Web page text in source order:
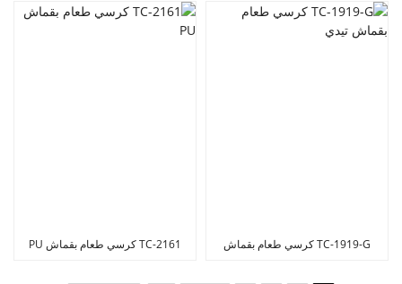
TC-1919-G كرسي طعام بقماش
TC-2161 كرسي طعام بقماش PU